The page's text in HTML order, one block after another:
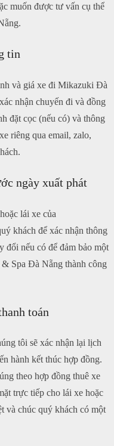
muốn được tư vấn cụ thể
tin
và giá xe đi Mikazuki Đà
nhận chuyến đi và đồng
đặt cọc (nếu có) và thông
riêng qua email, zalo,
ngày xuất phát
lái xe của
khách để xác nhận thông
đổi nếu có để đảm bảo một
Spa Đà Nẵng thành công
toán
tôi sẽ xác nhận lại lịch
hành kết thúc hợp đồng.
theo hợp đồng thuê xe
trực tiếp cho lái xe hoặc
và chúc quý khách có một